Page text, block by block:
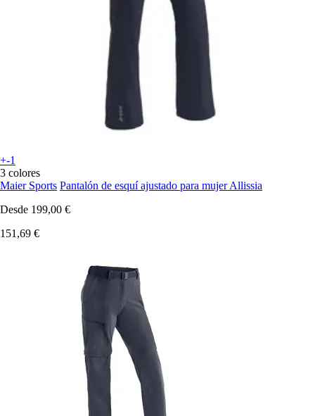
+-1
3 colores
Maier Sports Pantalón de esquí ajustado para mujer Allissia
Desde 199,00 €
151,69 €